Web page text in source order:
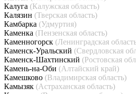
Калуга (Калужская область)
Калязин (Тверская область)
Камбарка (Удмуртия)
Каменка (Пензенская область)
Каменногорск (Ленинградская
Каменск-Уральский (Свердловская
Каменск-Шахтинский (Ростовская
Камень-на-Оби (Алтайский край)
Камешково (Владимирская область)
Камызяк (Астраханская область)